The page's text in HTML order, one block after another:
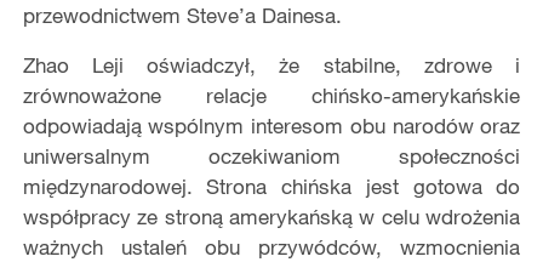
przewodnictwem Steve’a Dainesa.
Zhao Leji oświadczył, że stabilne, zdrowe i
zrównoważone relacje chińsko-amerykańskie
odpowiadają wspólnym interesom obu narodów oraz
uniwersalnym oczekiwaniom społeczności
międzynarodowej. Strona chińska jest gotowa do
współpracy ze stroną amerykańską w celu wdrożenia
ważnych ustaleń obu przywódców, wzmocnienia